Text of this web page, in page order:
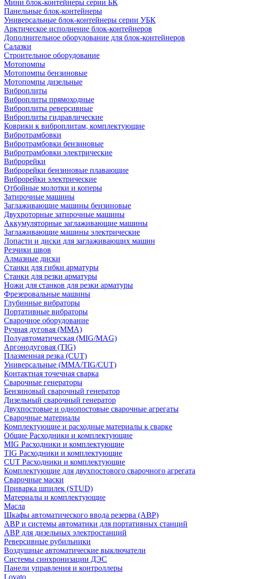
Мини блок-контейнеры серии БК
Панельные блок-контейнеры
Универсальные блок-контейнеры серии УБК
Арктическое исполнение блок-контейнеров
Дополнительное оборудование для блок-контейнеров
Салазки
Строительное оборудование
Мотопомпы
Мотопомпы бензиновые
Мотопомпы дизельные
Виброплиты
Виброплиты прямоходные
Виброплиты реверсивные
Виброплиты гидравлические
Коврики к виброплитам, комплектующие
Вибротрамбовки
Вибротрамбовки бензиновые
Вибротрамбовки электрические
Виброрейки
Виброрейки бензиновые плавающие
Виброрейки электрические
Отбойные молотки и коперы
Затирочные машины
Заглаживающие машины бензиновые
Двухроторные затирочные машины
Аккумуляторные заглаживающие машины
Заглаживающие машины электрические
Лопасти и диски для заглаживающих машин
Резчики швов
Алмазные диски
Станки для гибки арматуры
Станки для резки арматуры
Ножи для станков для резки арматуры
Фрезеровальные машины
Глубинные вибраторы
Портативные вибраторы
Сварочное оборудование
Ручная дуговая (MMA)
Полуавтоматическая (MIG/MAG)
Аргонодуговая (TIG)
Плазменная резка (CUT)
Универсальные (MMA/TIG/CUT)
Контактная точечная сварка
Сварочные генераторы
Бензиновый сварочный генератор
Дизельный сварочный генератор
Двухпостовые и однопостовые сварочные агрегаты
Сварочные материалы
Комплектующие и расходные материалы к сварке
Общие Расходники и комплектующие
MIG Расходники и комплектующие
TIG Расходники и комплектующие
CUT Расходники и комплектующие
Комплектующие для двухпостового сварочного агрегата
Сварочные маски
Приварка шпилек (STUD)
Материалы и комплектующие
Масла
Шкафы автоматического ввода резерва (АВР)
АВР и системы автоматики для портативных станций
АВР для дизельных электростанций
Реверсивные рубильники
Воздушные автоматические выключатели
Системы синхронизации ДЭС
Панели управления и контроллеры
Lovato